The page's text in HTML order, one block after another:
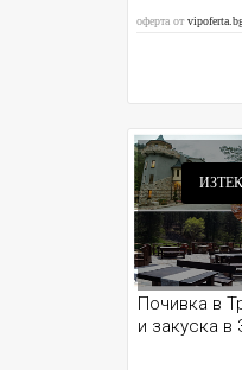
оферта от
Почивка в
и закуска